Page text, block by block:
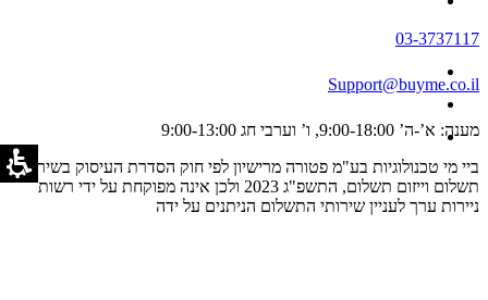
03-3737117
Support@buyme.co.il
מענה: א’-ה’ 9:00-18:00, ו’ וערבי חג 9:00-13:00
ביי מי טכנולוגיות בע"מ פטורה מרישיון לפי חוק הסדרת העיסוק בשירותי
תשלום וייזום תשלום, התשפ"ג 2023 ולכן אינה מפוקחת על ידי רשות
ניירות ערך לעניין שירותי התשלום הניתנים על ידה